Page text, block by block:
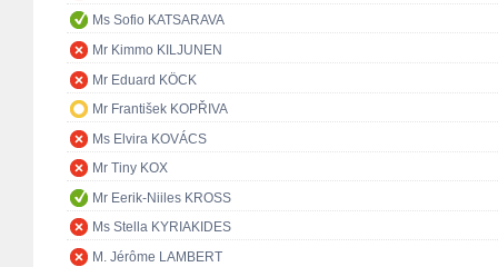
Ms Sofio KATSARAVA
Mr Kimmo KILJUNEN
Mr Eduard KÖCK
Mr František KOPŘIVA
Ms Elvira KOVÁCS
Mr Tiny KOX
Mr Eerik-Niiles KROSS
Ms Stella KYRIAKIDES
M. Jérôme LAMBERT